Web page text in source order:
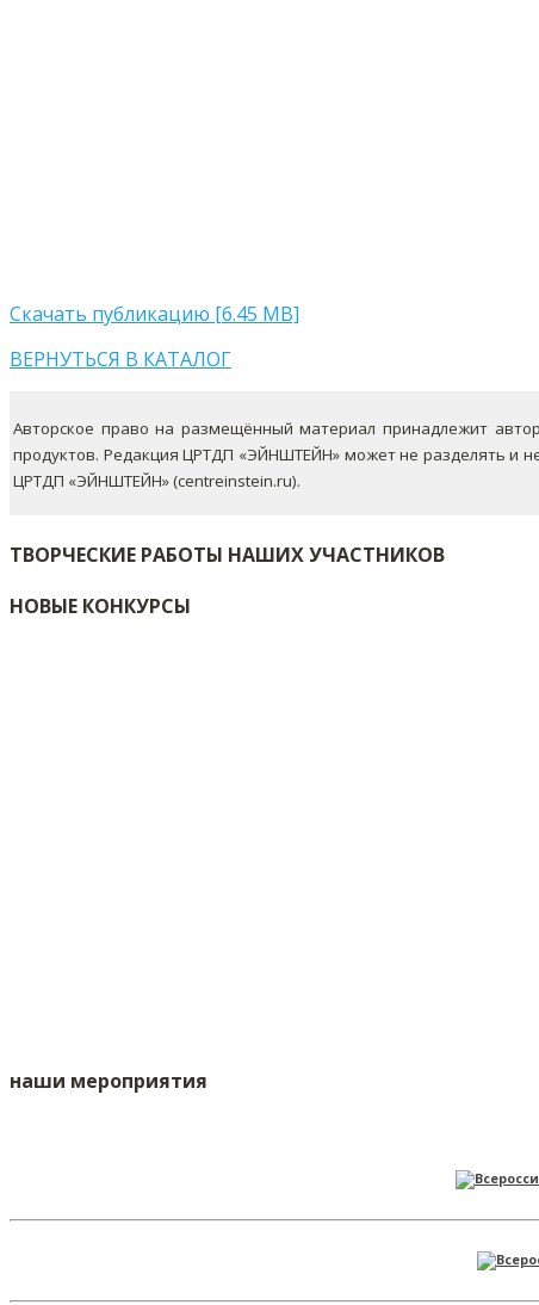
Скачать публикацию [6.45 MB]
ВЕРНУТЬСЯ В КАТАЛОГ
Авторское право на размещённый материал принадлежит
продуктов. Редакция ЦРТДП «ЭЙНШТЕЙН» может не разделять и
ЦРТДП «ЭЙНШТЕЙН» (centreinstein.ru).
ТВОРЧЕСКИЕ РАБОТЫ НАШИХ УЧАСТНИКОВ
НОВЫЕ КОНКУРСЫ
наши мероприятия